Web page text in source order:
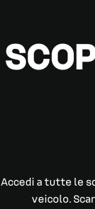
Accedi a tutte le
veicolo.